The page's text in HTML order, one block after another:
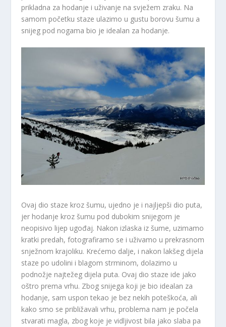
prikladna za hodanje i uživanje na svježem zraku. Na
samom početku staze ulazimo u gustu borovu šumu a
snijeg pod nogama bio je idealan za hodanje.
Ovaj dio staze kroz šumu, ujedno je i najljepši dio puta,
jer hodanje kroz šumu pod dubokim snijegom je
neopisivo lijep ugođaj. Nakon izlaska iz šume, uzimamo
kratki predah, fotografiramo se i uživamo u prekrasnom
snježnom krajoliku. Krećemo dalje, i nakon lakšeg dijela
staze po udolini i blagom strminom, dolazimo u
podnožje najtežeg dijela puta. Ovaj dio staze ide jako
oštro prema vrhu. Zbog snijega koji je bio idealan za
hodanje, sam uspon tekao je bez nekih poteškoća, ali
kako smo se približavali vrhu, problema nam je počela
stvarati magla, zbog koje je vidljivost bila jako slaba pa